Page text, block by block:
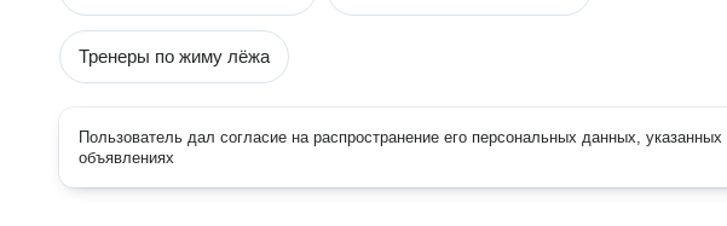
Тренеры по жиму лёжа
Пользователь дал согласие на распространение его персональных данных, указанных
объявлениях